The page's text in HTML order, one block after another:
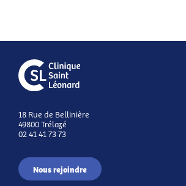
18 Rue de Bellinière
49800 Trélazé
02 41 41 73 73
Nous rejoindre